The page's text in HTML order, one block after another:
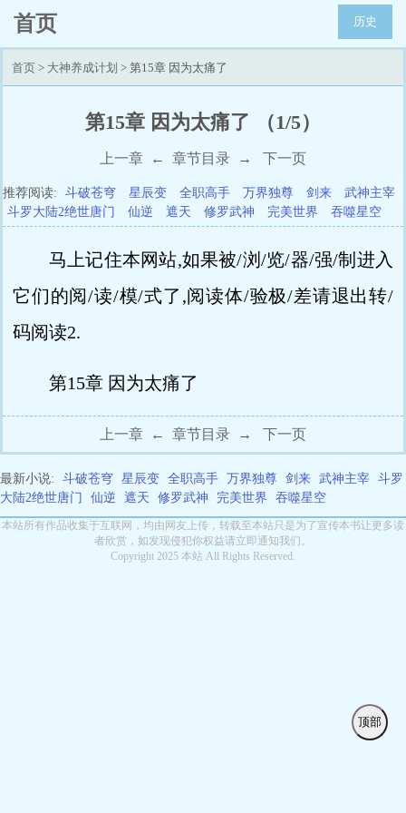
首页 历史
首页 > 大神养成计划 > 第15章 因为太痛了
第15章 因为太痛了 （1/5）
上一章 ← 章节目录 → 下一页
推荐阅读: 斗破苍穹 星辰变 全职高手 万界独尊 剑来
武神主宰
斗罗大陆2绝世唐门
仙逆 遮天 修罗武神 完美世界 吞噬星空
马上记住本网站,如果被/浏/览/器/强/制进入
它们的阅/读/模/式了,阅读体/验极/差请退出转/
码阅读2.
第15章 因为太痛了
上一章 ← 章节目录 → 下一页
最新小说: 斗破苍穹 星辰变 全职高手 万界独尊 剑来 武神主宰 斗罗
大陆2绝世唐门
仙逆 遮天 修罗武神 完美世界 吞噬星空
顶部
本站所有作品收集于互联网，均由网友上传，转载至本站只是为了宣传本书让更多读
者欣赏，如发现侵犯你权益请立即通知我们。
Copyright 2025 本站 All Rights Reserved.